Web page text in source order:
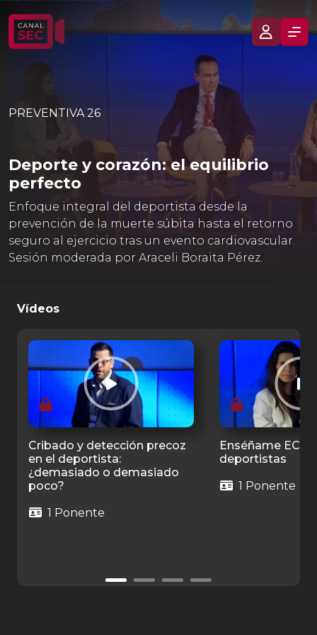
PREVENTIVA 26
Deporte y corazón: el equilibrio
perfecto
Enfoque integral del deportista desde la
prevención de la muerte súbita hasta el retorno
seguro al ejercicio tras un evento cardiovascular.
Sesión moderada por Araceli Boraita Pérez.
Vídeos
Cribado y detección precoz
en el deportista:
¿demasiado o demasiado
poco?
1 Ponente
Enséñame ECG
deportistas
1 Ponente